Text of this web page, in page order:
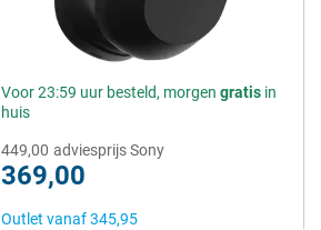
Voor 23:59 uur besteld, morgengratis in
huis
449,00 adviesprijs Sony
369,00
Outlet vanaf345,95